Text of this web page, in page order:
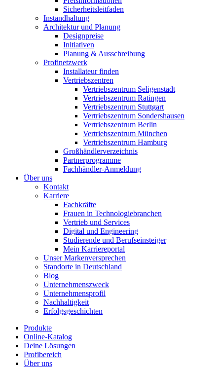
Sicherheitsleitfaden
Instandhaltung
Architektur und Planung
Designpreise
Initiativen
Planung & Ausschreibung
Profinetzwerk
Installateur finden
Vertriebszentren
Vertriebszentrum Seligenstadt
Vertriebszentrum Ratingen
Vertriebszentrum Stuttgart
Vertriebszentrum Sondershausen
Vertriebszentrum Berlin
Vertriebszentrum München
Vertriebszentrum Hamburg
Großhändlerverzeichnis
Partnerprogramme
Fachhändler-Anmeldung
Über uns
Kontakt
Karriere
Fachkräfte
Frauen in Technologiebranchen
Vertrieb und Services
Digital und Engineering
Studierende und Berufseinsteiger
Mein Karriereportal
Unser Markenversprechen
Standorte in Deutschland
Blog
Unternehmenszweck
Unternehmensprofil
Nachhaltigkeit
Erfolgsgeschichten
Produkte
Online-Katalog
Deine Lösungen
Profibereich
Über uns